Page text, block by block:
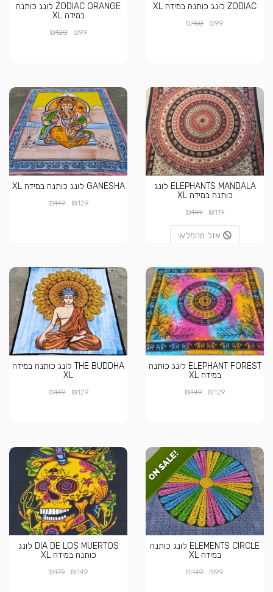
ZODIAC לונג כותנה במידה XL
₪99
₪150
ZODIAC ORANGE לונג כותנה
במידה XL
₪99
₪120
ELEPHANTS MANDALA לונג
כותנה במידה XL
₪119
₪149
אזל מהמלאי
GANESHA לונג כותנה במידה XL
₪129
₪149
ELEPHANT FOREST לונג כותנה
במידה XL
₪129
₪149
THE BUDDHA לונג כותנה במידה
XL
₪129
₪149
ELEMENTS CIRCLE לונג כותנה
במידה XL
₪99
₪149
DIA DE LOS MUERTOS לונג
כותנה במידה XL
₪149
₪179